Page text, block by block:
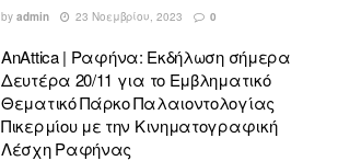
by admin 23 Νοεμβρίου, 2023 0
AnAttica | Ραφήνα: Εκδήλωση σήμερα
Δευτέρα 20/11 για το Εμβληματικό
Θεματικό Πάρκο Παλαιοντολογίας
Πικερμίου με την Κινηματογραφική
Λέσχη Ραφήνας